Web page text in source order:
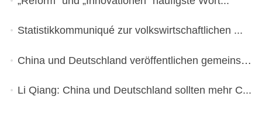
Statistikkommuniqué zur volkswirtschaftlichen ...
China und Deutschland veröffentlichen gemeinsa...
Li Qiang: China und Deutschland sollten mehr C...